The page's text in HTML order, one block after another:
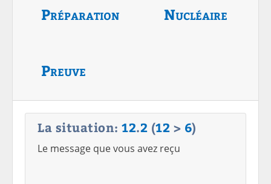
Préparation Nucléaire
Preuve
La situation: 12.2 (12 > 6)
Le message que vous avez reçu